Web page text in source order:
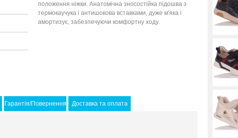
положення ніжки. Анатомічна зносостійка підошва з
термокаучука і антишокова вставками, дуже м'яка і
амортизує, забезпечуючи комфортну ходу.
Гарантія/Повернення Доставка та оплата